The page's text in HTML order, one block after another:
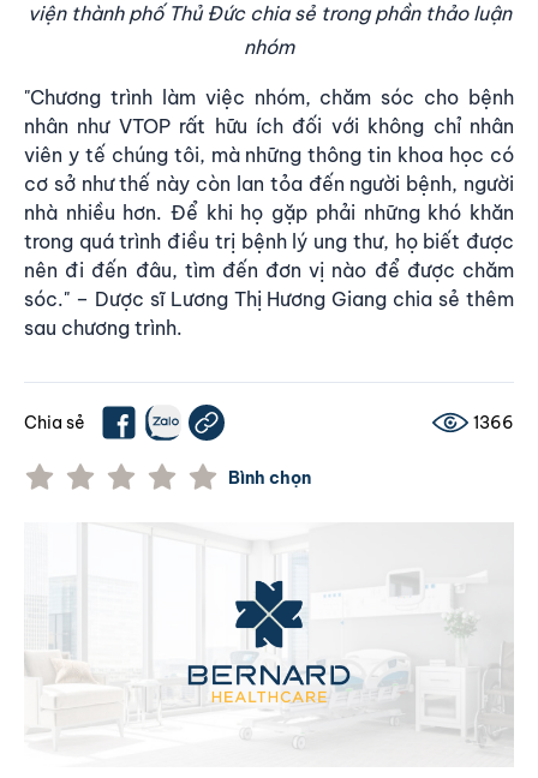
viện thành phố Thủ Đức chia sẻ trong phần thảo luận
nhóm
"Chương trình làm việc nhóm, chăm sóc cho bệnh
nhân như VTOP rất hữu ích đối với không chỉ nhân
viên y tế chúng tôi, mà những thông tin khoa học có
cơ sở như thế này còn lan tỏa đến người bệnh, người
nhà nhiều hơn. Để khi họ gặp phải những khó khăn
trong quá trình điều trị bệnh lý ung thư, họ biết được
nên đi đến đâu, tìm đến đơn vị nào để được chăm
sóc." – Dược sĩ Lương Thị Hương Giang chia sẻ thêm
sau chương trình.
Chia sẻ 1366
Bình chọn